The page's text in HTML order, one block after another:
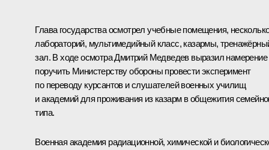
Глава государства осмотрел учебные помещения,
лабораторий, мультимедийный класс, казармы,
зал. В ходе осмотра Дмитрий Медведев выразил намерение
поручить Министерству обороны провести эксперимент
по переводу курсантов и слушателей военных училищ
и академий для проживания из казарм в общежития
типа.
Военная академия радиационной, химической и